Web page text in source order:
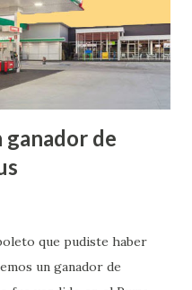
ganador de
que pudiste haber
un ganador de